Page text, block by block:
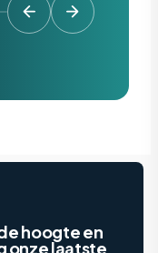
hoogte en
onze laatste